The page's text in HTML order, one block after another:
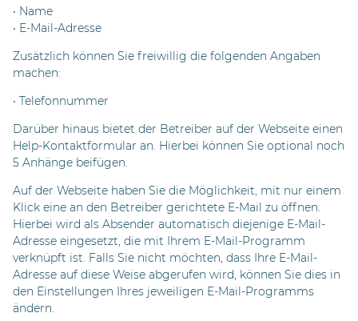
• Name
• E-Mail-Adresse
Zusätzlich können Sie freiwillig die folgenden Angaben
machen:
• Telefonnummer
Darüber hinaus bietet der Betreiber auf der Webseite einen
Help-Kontaktformular an. Hierbei können Sie optional noch
5 Anhänge beifügen.
Auf der Webseite haben Sie die Möglichkeit, mit nur einem
Klick eine an den Betreiber gerichtete E-Mail zu öffnen.
Hierbei wird als Absender automatisch diejenige E-Mail-
Adresse eingesetzt, die mit Ihrem E-Mail-Programm
verknüpft ist. Falls Sie nicht möchten, dass Ihre E-Mail-
Adresse auf diese Weise abgerufen wird, können Sie dies in
den Einstellungen Ihres jeweiligen E-Mail-Programms
ändern.